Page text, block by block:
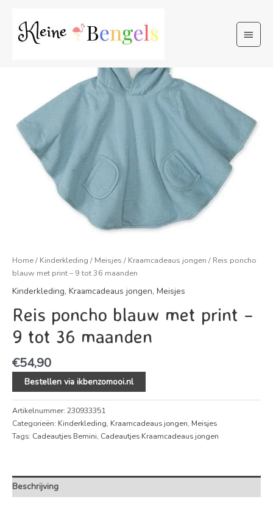
inhoud
Home/ Kinderkleding / Meisjes / Kraamcadeaus jongen / Reis poncho
blauw met print – 9 tot 36 maanden
Kinderkleding, Kraamcadeaus jongen, Meisjes
Reis poncho blauw met print –
9 tot 36 maanden
€54,90
Bestellen via ikbenzomooi.nl
Artikelnummer: 230933351
Categorieën: Kinderkleding, Kraamcadeaus jongen, Meisjes
Tags: Cadeautjes Bemini, Cadeautjes Kraamcadeaus jongen
Beschrijving